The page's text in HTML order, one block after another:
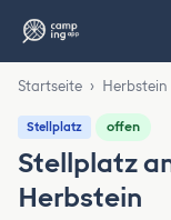
Startseite › Herbstein
Stellplatz offen
Stellplatz
Herbstein